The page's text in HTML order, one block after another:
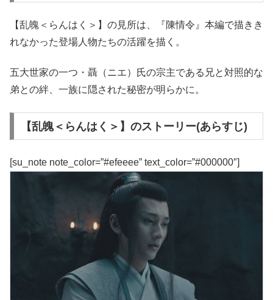
【乱魄＜らんはく＞】の見所は、『陳情令』本編で描きき
れなかった登場人物たちの活躍を描く。
五大世家の一つ・聶（ニエ）氏の宗主である兄と対照的な
弟との絆、一族に隠された秘密が明らかに。
【乱魄＜らんはく＞】のストーリー(あらすじ)
[su_note note_color=”#efeeee” text_color=”#000000″]